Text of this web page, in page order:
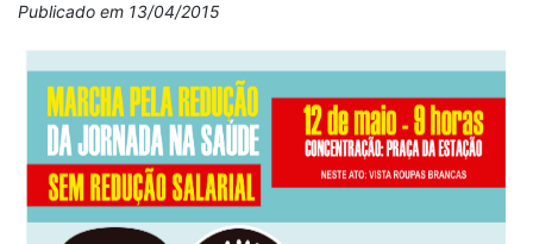
Publicado em 13/04/2015